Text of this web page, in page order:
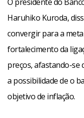
Haruhiko Kuroda,
convergir para a
fortalecimento da
preços, afastando-
a possibilidade de o
objetivo de inflação.